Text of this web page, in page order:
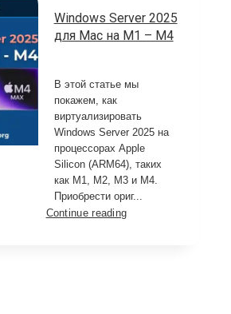
Windows Server 2025
для Mac на M1 – M4
В этой статье мы
покажем, как
виртуализировать
Windows Server 2025 на
процессорах Apple
Silicon (ARM64), таких
как M1, M2, M3 и M4.
Приобрести ориг...
Continue reading